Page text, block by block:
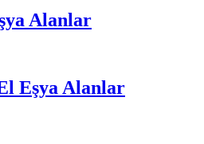
Alanlar
Eşya Alanlar